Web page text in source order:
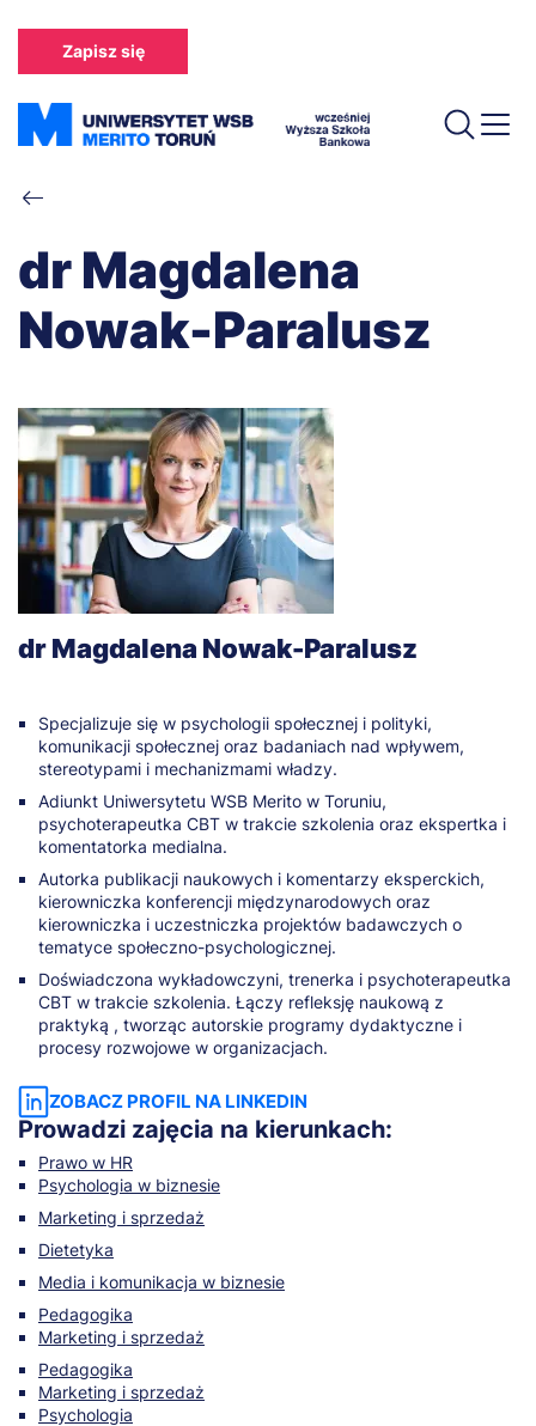
treści
Zapisz się
Ścieżka
nawigacyjna
dr Magdalena
Nowak-Paralusz
dr Magdalena Nowak-Paralusz
Specjalizuje się w psychologii społecznej i polityki,
komunikacji społecznej oraz badaniach nad wpływem,
stereotypami i mechanizmami władzy.
Adiunkt Uniwersytetu WSB Merito w Toruniu,
psychoterapeutka CBT w trakcie szkolenia oraz ekspertka i
komentatorka medialna.
Autorka publikacji naukowych i komentarzy eksperckich,
kierowniczka konferencji międzynarodowych oraz
kierowniczka i uczestniczka projektów badawczych o
tematyce społeczno-psychologicznej.
Doświadczona wykładowczyni, trenerka i psychoterapeutka
CBT w trakcie szkolenia. Łączy refleksję naukową z
praktyką , tworząc autorskie programy dydaktyczne i
procesy rozwojowe w organizacjach.
ZOBACZ PROFIL NA LINKEDIN
Prowadzi zajęcia na kierunkach:
Prawo w HR
Psychologia w biznesie
Marketing i sprzedaż
Dietetyka
Media i komunikacja w biznesie
Pedagogika
Marketing i sprzedaż
Pedagogika
Marketing i sprzedaż
Psychologia